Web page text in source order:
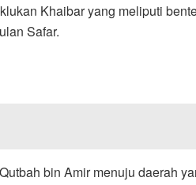
Khaibar yang meliputi
Safar.
bin Amir menuju daerah